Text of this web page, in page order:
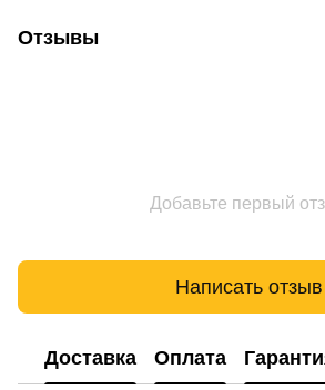
Отзывы
Добавьте первый
Написать отзыв
Доставка Оплата